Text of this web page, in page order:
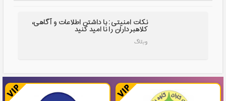
نکات امنیتی: با داشتن اطلاعات و آگاهی،
کلاهبرداران را نا امید کنید
وبلاگ